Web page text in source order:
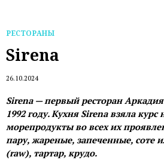
РЕСТОРАНЫ
Sirena
26.10.2024
Sirena — первый ресторан
1992 году. Кухня Sirena взяла
морепродукты во всех их
пару, жареные, запеченные, соте
(raw), тартар, крудо.